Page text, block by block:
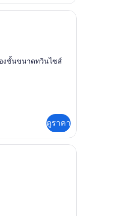
องชั้นขนาดทวินไซส์
ดูราคา